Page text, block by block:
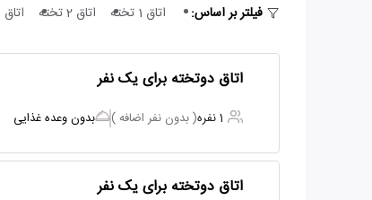
فیلتر بر اساس: اتاق 1 تخته اتاق 2 تخته اتاق 3 تخته
اتاق دوتخته برای یک نفر
1 نفره ( بدون نفر اضافه ) بدون وعده غذایی
اتاق دوتخته برای یک نفر